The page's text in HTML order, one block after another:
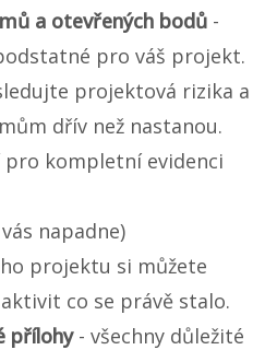
a otevřených bodů -
pro váš projekt.
projektová rizika a
dřív než nastanou.
kompletní evidenci
napadne)
projektu si můžete
co se právě stalo.
přílohy- všechny důležité